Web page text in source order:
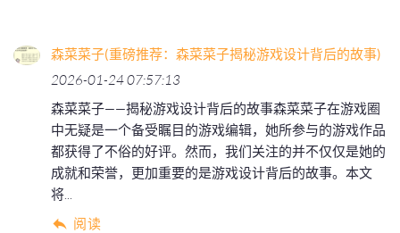
森菜菜子(重磅推荐：森菜菜子揭秘游戏设计背后的故事)
2026-01-24 07:57:13
森菜菜子——揭秘游戏设计背后的故事森菜菜子在游戏圈
中无疑是一个备受瞩目的游戏编辑，她所参与的游戏作品
都获得了不俗的好评。然而，我们关注的并不仅仅是她的
成就和荣誉，更加重要的是游戏设计背后的故事。本文
将...
阅读